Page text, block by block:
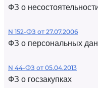
ФЗ о
N 152-ФЗ от 27.07.2006
ФЗ о персональных
N 44-ФЗ от 05.04.2013
ФЗ о госзакупках